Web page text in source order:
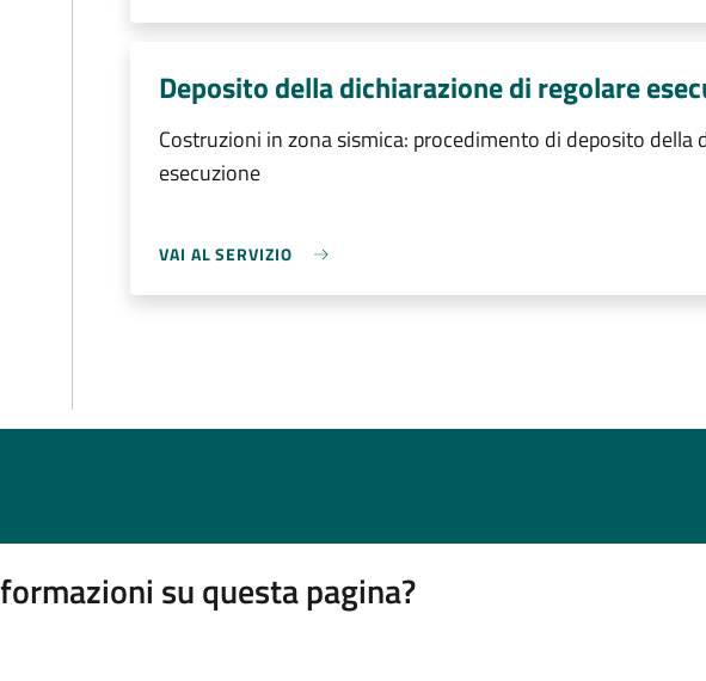
Deposito della dichiarazione di regolare
Costruzioni in zona sismica: procedimento di deposito della
esecuzione
VAI AL SERVIZIO
su questa pagina?